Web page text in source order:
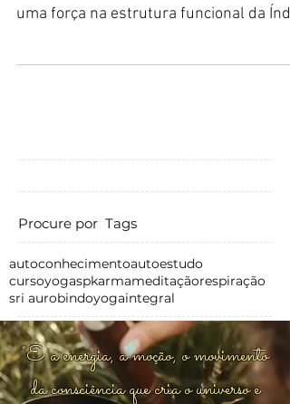
uma força na estrutura funcional da
Procure por Tags
autoconhecimentoautoestudo
cursoyogaspkarmameditaçãorespiração
sri aurobindoyogaintegral
"É a energia, a moção, o movimento
da consciência que cria o universo e